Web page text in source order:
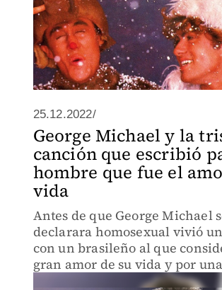
25.12.2022/
George Michael y la
canción que escribió
hombre que fue el
vida
Antes de que George Michael
declarara homosexual vivió
con un brasileño al que
gran amor de su vida y por
razón terminaron su relación.